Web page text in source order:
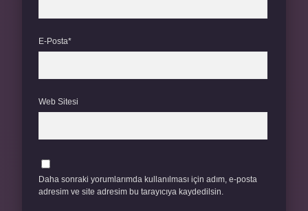
E-Posta*
Web Sitesi
Daha sonraki yorumlarımda kullanılması için adım, e-posta
adresim ve site adresim bu tarayıcıya kaydedilsin.